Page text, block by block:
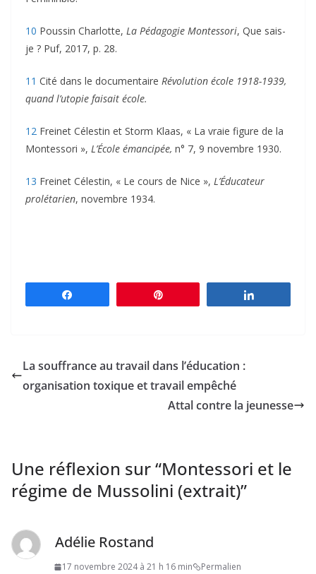
10 Poussin Charlotte, La Pédagogie Montessori, Que sais-
je ? Puf, 2017, p. 28.
11 Cité dans le documentaire Révolution école 1918-1939,
quand l’utopie faisait école.
12 Freinet Célestin et Storm Klaas, « La vraie figure de la
Montessori », L’École émancipée, n° 7, 9 novembre 1930.
13 Freinet Célestin, « Le cours de Nice », L’Éducateur
prolétarien, ­novembre 1934.
La souffrance au travail dans l’éducation :
organisation toxique et travail empêché
Attal contre la jeunesse
Une réflexion sur “Montessori et le
régime de Mussolini (extrait)”
Adélie Rostand
17 novembre 2024 à 21 h 16 min Permalien